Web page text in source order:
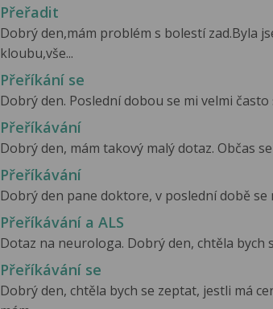
Přeřadit
Dobrý den,mám problém s bolestí zad.Byla
kloubu,vše...
Přeříkání se
Dobrý den. Poslední dobou se mi velmi
Přeříkávání
Dobrý den, mám takový malý dotaz. Občas
Přeříkávání
Dobrý den pane doktore, v poslední době se
Přeříkávání a ALS
Dotaz na neurologa. Dobrý den, chtěla bych
Přeříkávání se
Dobrý den, chtěla bych se zeptat, jestli má